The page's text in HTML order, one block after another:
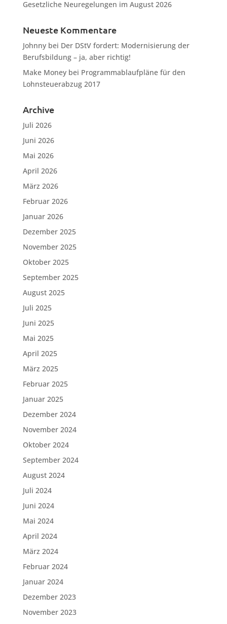
Gesetzliche Neuregelungen im August 2026
Neueste Kommentare
Johnnybei Der DStV fordert: Modernisierung der
Berufsbildung – ja, aber richtig!
Make Moneybei Programmablaufpläne für den
Lohnsteuerabzug 2017
Archive
Juli 2026
Juni 2026
Mai 2026
April 2026
März 2026
Februar 2026
Januar 2026
Dezember 2025
November 2025
Oktober 2025
September 2025
August 2025
Juli 2025
Juni 2025
Mai 2025
April 2025
März 2025
Februar 2025
Januar 2025
Dezember 2024
November 2024
Oktober 2024
September 2024
August 2024
Juli 2024
Juni 2024
Mai 2024
April 2024
März 2024
Februar 2024
Januar 2024
Dezember 2023
November 2023